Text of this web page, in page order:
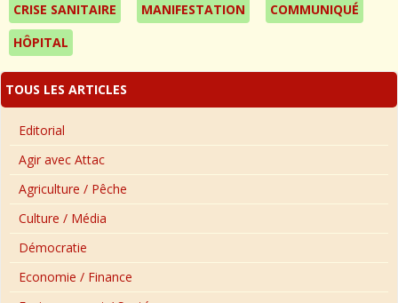
CRISE SANITAIRE MANIFESTATION
COMMUNIQUÉ
HÔPITAL
TOUS LES ARTICLES
Editorial
Agir avec Attac
Agriculture / Pêche
Culture / Média
Démocratie
Economie / Finance